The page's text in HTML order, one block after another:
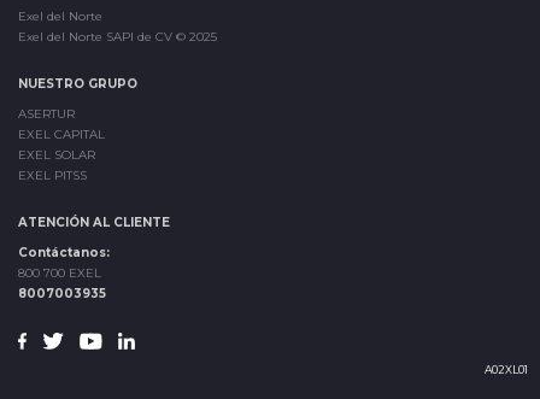
Exel del Norte
Exel del Norte SAPI de CV © 2025
NUESTRO GRUPO
ASERTUR
EXEL CAPITAL
EXEL SOLAR
EXEL PITSS
ATENCIÓN AL CLIENTE
Contáctanos:
800 700 EXEL
8007003935
A02XL01